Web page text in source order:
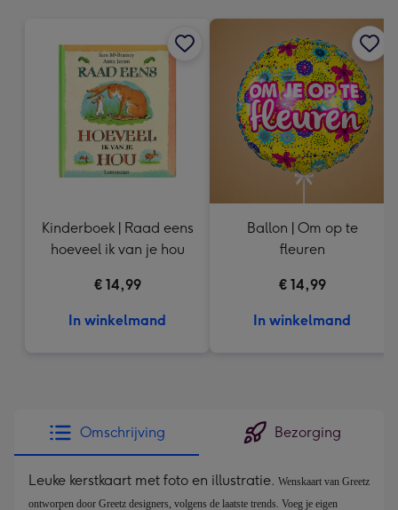
x
333
Kinderboek | Raad eens
hoeveel ik van je hou
€ 14,99
In winkelmand
Ballon | Om op te
fleuren
€ 14,99
In winkelmand
Omschrijving Bezorging
Leuke kerstkaart met foto en illustratie. Wenskaart van Greetz
ontworpen door Greetz designers, volgens de laatste trends. Voeg je eigen